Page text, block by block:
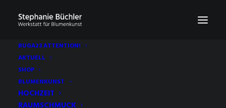
BUGA23 ATTENTION!
AKTUELL
SHOP
BLUMENKUNST
HOCHZEIT
RAUMSCHMUCK